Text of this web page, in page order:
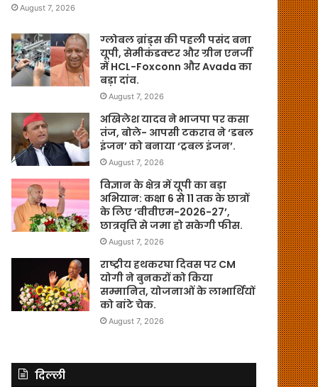
August 7, 2026
ग्लोबल ब्रांड्स की पहली पसंद बना
यूपी, सेमीकंडक्टर और ग्रीन एनर्जी
में HCL-Foxconn और Avada का
बड़ा दांव.
August 7, 2026
अखिलेश यादव ने भाजपा पर कसा
तंज, बोले- आपसी टकराव ने ‘डबल
इंजन’ को बनाया ‘ट्रबल इंजन’.
August 7, 2026
विज्ञान के क्षेत्र में यूपी का बड़ा
अभियान: कक्षा 6 से 11 तक के छात्रों
के लिए ‘वीवीएम-2026-27’,
छात्रवृत्ति से जमा हो सकेगी फीस.
August 7, 2026
राष्ट्रीय हथकरघा दिवस पर CM
योगी ने बुनकरों को किया
सम्मानित, योजनाओं के लाभार्थियों
को बांटे चेक.
August 7, 2026
दिल्ली